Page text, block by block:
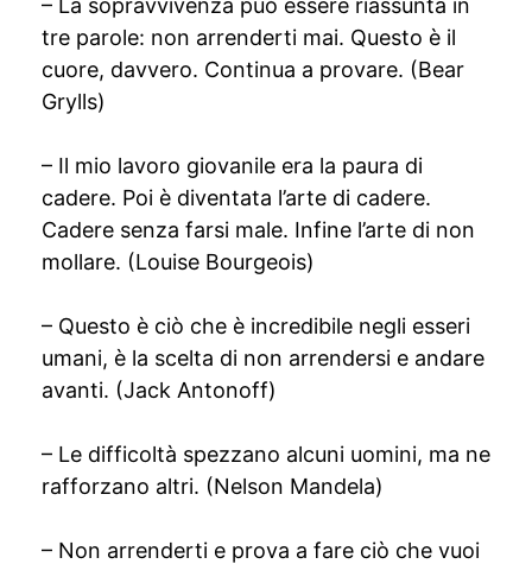
– La sopravvivenza può essere riassunta in
tre parole: non arrenderti mai. Questo è il
cuore, davvero. Continua a provare. (Bear
Grylls)
– Il mio lavoro giovanile era la paura di
cadere. Poi è diventata l’arte di cadere.
Cadere senza farsi male. Infine l’arte di non
mollare. (Louise Bourgeois)
– Questo è ciò che è incredibile negli esseri
umani, è la scelta di non arrendersi e andare
avanti. (Jack Antonoff)
– Le difficoltà spezzano alcuni uomini, ma ne
rafforzano altri. (Nelson Mandela)
– Non arrenderti e prova a fare ciò che vuoi